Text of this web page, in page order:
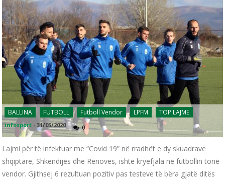
BALLINA FUTBOLL Futboll Vendor LPFM TOP LAJME
infosport -31/05/2020 0
Lajmi për të infektuar me “Covid 19” në rradhët e dy skuadrave
shqiptare, Shkëndijës dhe Renovës, ishte kryefjala në futbollin tonë
vendor. Gjithsej 6 rezultuan pozitiv pas testeve të bëra gjatë ditës